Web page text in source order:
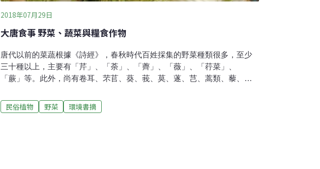
2018年07月29日
大唐食事 野菜、蔬菜與糧食作物
唐代以前的菜蔬根據《詩經》，春秋時代百姓採集的野菜種類很多，至少
三十種以上，主要有「芹」、「荼」、「薺」、「薇」、「荇菜」、
「蕨」等。此外，尚有卷耳、芣苢、葵、莪、莫、蓫、芑、蒿類、藜、
獻《爾雅》提到的野菜種類有荼、笋、荇、藕、芹、薺、蕨、蒿等；《周
禮》有葵、荼、笋、莕、芹、蒲等；《禮記》有堇、荼、薤、芑、蓼、
民俗植物 野菜 環境書摘